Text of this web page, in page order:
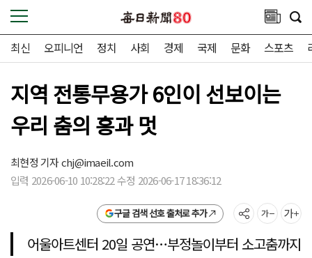
최신 오피니언 정치 사회 경제 국제 문화 스포츠
지역 전통무용가 6인이 선보이는
우리 춤의 흥과 멋
최현정 기자chj@imaeil.com
입력 2026-06-10 10:28:22 수정 2026-06-17 18:36:12
구글 검색 선호 출처로 추가
어울아트센터 20일 공연…부정놀이부터 소고춤까지